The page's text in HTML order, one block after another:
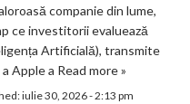
companie din lume,
ce investitorii evaluează
Artificială), transmite
Apple a Read more »
iulie 30, 2026 - 2:13 pm